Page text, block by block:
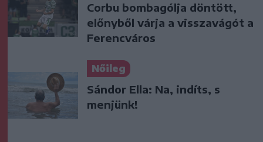
Corbu bombagólja döntött,
előnyből várja a visszavágót a
Ferencváros
Nőileg
Sándor Ella: Na, indíts, s
menjünk!